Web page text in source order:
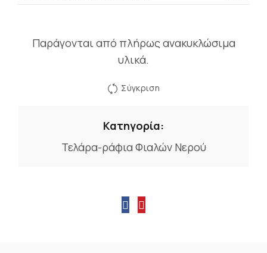
Παράγονται από πλήρως ανακυκλώσιμα
υλικά.
Σύγκριση
Κατηγορία:
Τελάρα-ράφια Φιαλών Νερού